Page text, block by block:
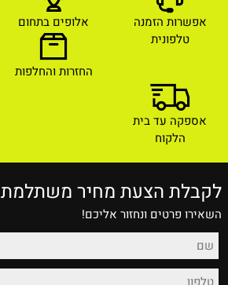
אפשרות הזמנה
טלפונית
אלופים בתחום
החזרות והחלפות
אספקה עד בית
הלקוח
לקבלת הצעת מחיר משתלמת
השאירו פרטים ונחזור אליכם!